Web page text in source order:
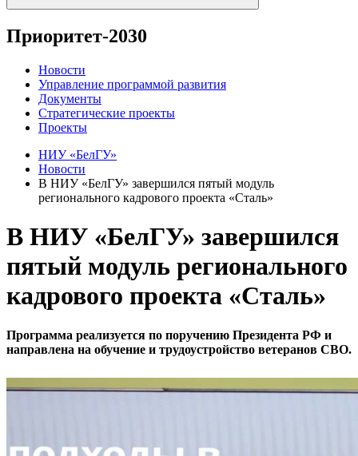
Приоритет-2030
Новости
Управление программой развития
Документы
Стратегические проекты
Проекты
НИУ «БелГУ»
Новости
В НИУ «БелГУ» завершился пятый модуль
регионального кадрового проекта «Сталь»
В НИУ «БелГУ» завершился
пятый модуль регионального
кадрового проекта «Сталь»
Программа реализуется по поручению Президента РФ и
направлена на обучение и трудоустройство ветеранов СВО.